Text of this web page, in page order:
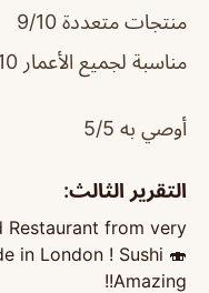
منتجات متعددة 9/10
مناسبة لجميع الأعمار 9/10
أوصي به 5/5
التقرير الثالث:
Restaurant from very
in London ! Sushi 🍣
Amazing!!